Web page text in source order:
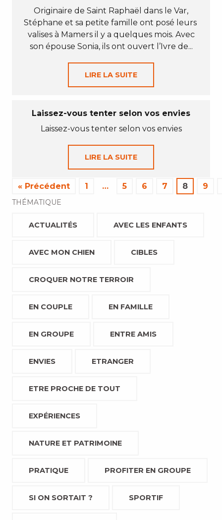
Originaire de Saint Raphaël dans le Var,
Stéphane et sa petite famille ont posé leurs
valises à Mamers il y a quelques mois. Avec
son épouse Sonia, ils ont ouvert l’Ivre de...
LIRE LA SUITE
Laissez-vous tenter selon vos envies
Laissez-vous tenter selon vos envies
LIRE LA SUITE
« Précédent 1 … 5 6 7 8 9
THÉMATIQUE
ACTUALITÉS AVEC LES ENFANTS
AVEC MON CHIEN CIBLES
CROQUER NOTRE TERROIR
EN COUPLE EN FAMILLE
EN GROUPE ENTRE AMIS
ENVIES ETRANGER
ETRE PROCHE DE TOUT
EXPÉRIENCES
NATURE ET PATRIMOINE
PRATIQUE PROFITER EN GROUPE
SI ON SORTAIT ? SPORTIF